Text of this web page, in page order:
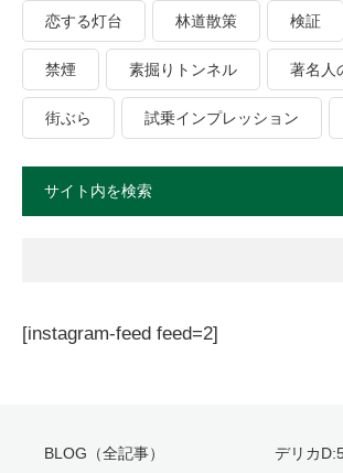
恋する灯台 林道散策 検証
禁煙 素掘りトンネル 著名人
街ぶら 試乗インプレッション
サイト内を検索
[instagram-feed feed=2]
BLOG（全記事） デリカ